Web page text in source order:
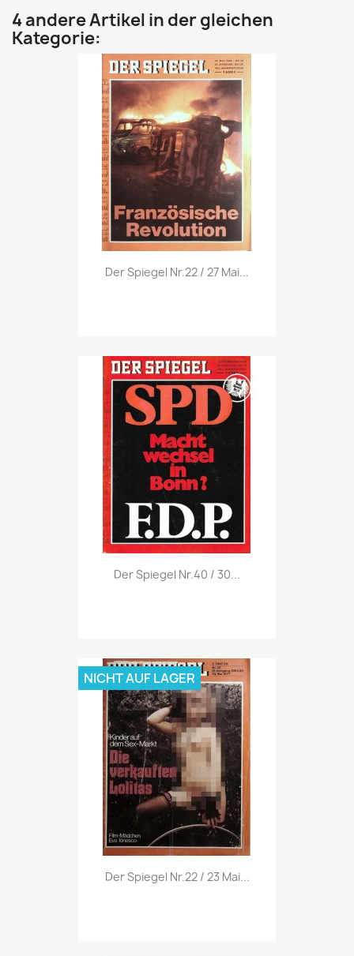
4 andere Artikel in der gleichen
Kategorie:
Vorschau
Der Spiegel Nr.22 / 27 Mai...
Vorschau
Der Spiegel Nr.40 / 30...
Vorschau
Der Spiegel Nr.22 / 23 Mai...
NICHT AUF LAGER